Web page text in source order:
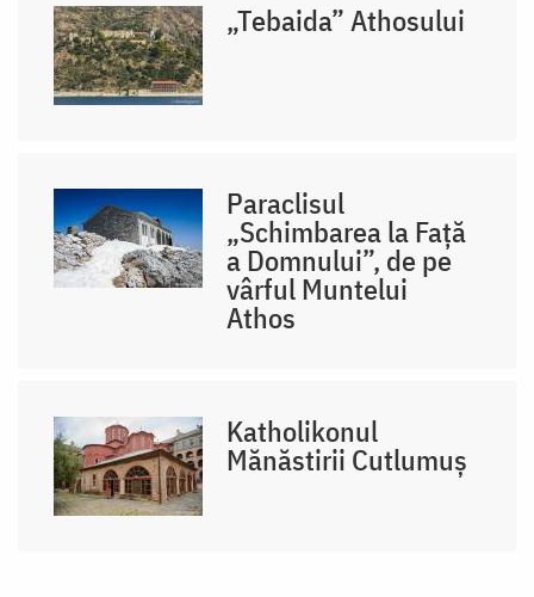
„Tebaida” Athosului
Paraclisul
„Schimbarea la Față
a Domnului”, de pe
vârful Muntelui
Athos
Katholikonul
Mănăstirii Cutlumuș